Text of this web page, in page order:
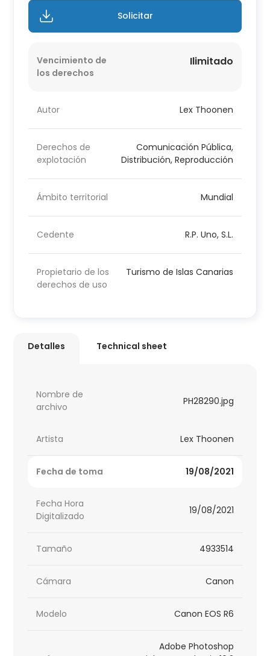
Solicitar
Vencimiento de
los derechos
Ilimitado
Autor Lex Thoonen
Derechos de
explotación
Comunicación Pública,
Distribución, Reproducción
Ámbito territorial Mundial
Cedente R.P. Uno, S.L.
Propietario de los
derechos de uso
Turismo de Islas Canarias
Detalles Technical sheet
Nombre de
archivo
PH28290.jpg
Artista Lex Thoonen
Fecha de toma 19/08/2021
Fecha Hora
Digitalizado
19/08/2021
Tamaño 4933514
Cámara Canon
Modelo Canon EOS R6
Adobe Photoshop